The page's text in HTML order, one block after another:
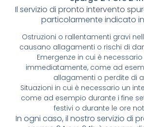
Il servizio di pronto intervento
particolarmente indicato
Ostruzioni o rallentamenti gravi
causano allagamenti o rischi di
Emergenze in cui è
immediatamente, come ad
allagamenti o perdite di
Situazioni in cui è necessario un
come ad esempio durante i fine
festivi o durante le ore
In ogni caso, il nostro servizio di